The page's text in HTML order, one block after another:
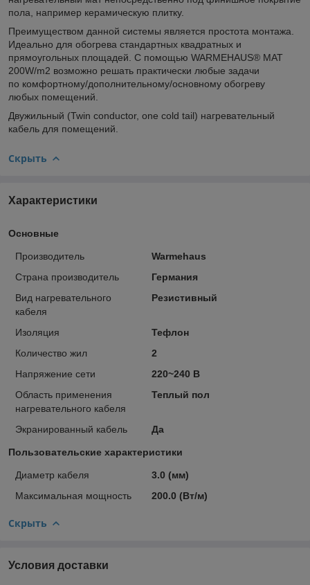
пола, например керамическую плитку.
Преимуществом данной системы является простота монтажа.
Идеально для обогрева стандартных квадратных и
прямоугольных площадей. С помощью WARMEHAUS® MAT
200W/m2 возможно решать практически любые задачи
по комфортному/дополнительному/основному обогреву
любых помещений.
Двужильный (Twin conductor, one cold tail) нагревательный
кабель для помещений.
Скрыть
Характеристики
Основные
Производитель
Warmehaus
Страна производитель
Германия
Вид нагревательного
кабеля
Резистивный
Изоляция
Тефлон
Количество жил
2
Напряжение сети
220~240 В
Область применения
нагревательного кабеля
Теплый пол
Экранированный кабель Да
Пользовательские характеристики
Диаметр кабеля
3.0 (мм)
Максимальная мощность
200.0 (Вт/м)
Скрыть
Условия доставки